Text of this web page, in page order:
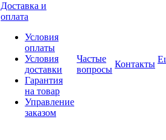
Доставка и
оплата
Условия
оплаты
Условия
доставки
Гарантия
на товар
Управление
заказом
Частые
вопросы
Контакты